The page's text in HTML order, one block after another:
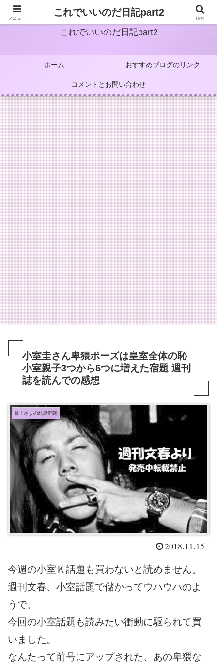
これでいいのだ日記part2
ホーム おすすめブログのリンク
コメントとお問い合わせ
小室圭さん卑猥ポーズは皇室全体の恥
小室親子3つから5つに増えた宿題 週刊
誌を読んでの感想
眞子さまの結婚問題
2018.11.15
今週の小室Ｋ話題も買わないと読めません。
週刊文春、小室話題で儲かってウハウハのよ
うで、
今回の小室話題も読みたい衝動に駆られて買
いました。
なんたって前号にアップされた、あの卑猥な
メニュー
これでいいのだ日記part2
検索